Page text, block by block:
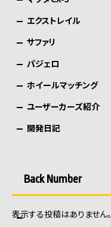
エクストレイル
サファリ
パジェロ
ホイールマッチング
ユーザーカーズ紹介
開発日記
Back Number
表示する投稿はありません。